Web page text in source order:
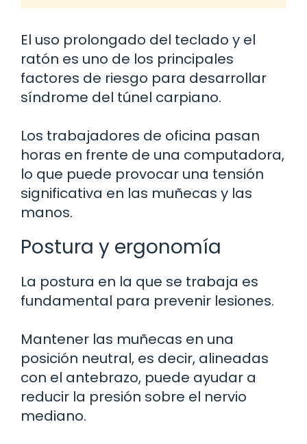
El uso prolongado del teclado y el
ratón es uno de los principales
factores de riesgo para desarrollar
síndrome del túnel carpiano.
Los trabajadores de oficina pasan
horas en frente de una computadora,
lo que puede provocar una tensión
significativa en las muñecas y las
manos.
Postura y ergonomía
La postura en la que se trabaja es
fundamental para prevenir lesiones.
Mantener las muñecas en una
posición neutral, es decir, alineadas
con el antebrazo, puede ayudar a
reducir la presión sobre el nervio
mediano.